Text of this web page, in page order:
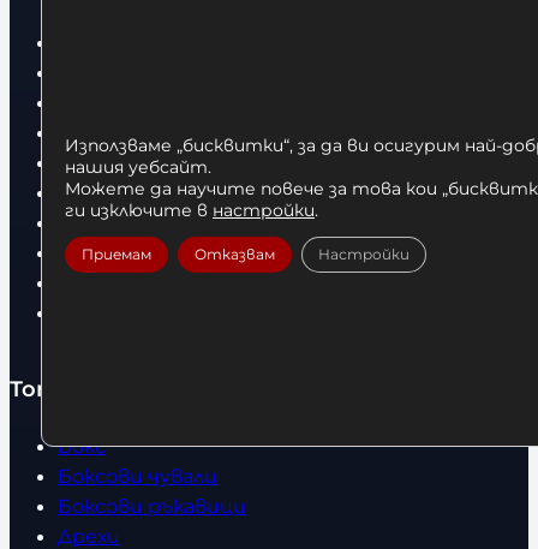
Политика за поверителност
Доставка
Условия за връщане
За нас
Оборудвани обекти
Топ категории
Бокс
Боксови чували
Боксови ръкавици
Дрехи
Използваме „бисквитки“, за да ви осигурим най-
нашия уебсайт.
Можете да научите повече за това кои
ги изключите в настройки.
Приемам Отказвам Настройки